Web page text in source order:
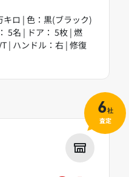
ロ | 色：黒(ブラック)
5名 | ドア： 5枚 | 燃
| ハンドル：右 | 修復
6社
査定